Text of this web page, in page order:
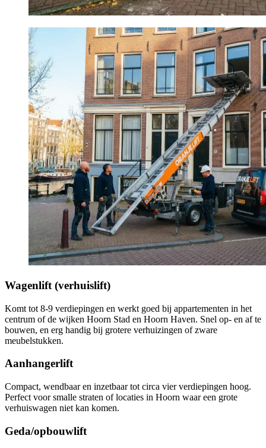
Wagenlift (verhuislift)
Komt tot 8-9 verdiepingen en werkt goed bij appartementen in het
centrum of de wijken Hoorn Stad en Hoorn Haven. Snel op- en af te
bouwen, en erg handig bij grotere verhuizingen of zware
meubelstukken.
Aanhangerlift
Compact, wendbaar en inzetbaar tot circa vier verdiepingen hoog.
Perfect voor smalle straten of locaties in Hoorn waar een grote
verhuiswagen niet kan komen.
Geda/opbouwlift